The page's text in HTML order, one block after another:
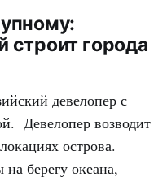
строит города
девелопер с
Девелопер возводит
острова.
берегу океана,